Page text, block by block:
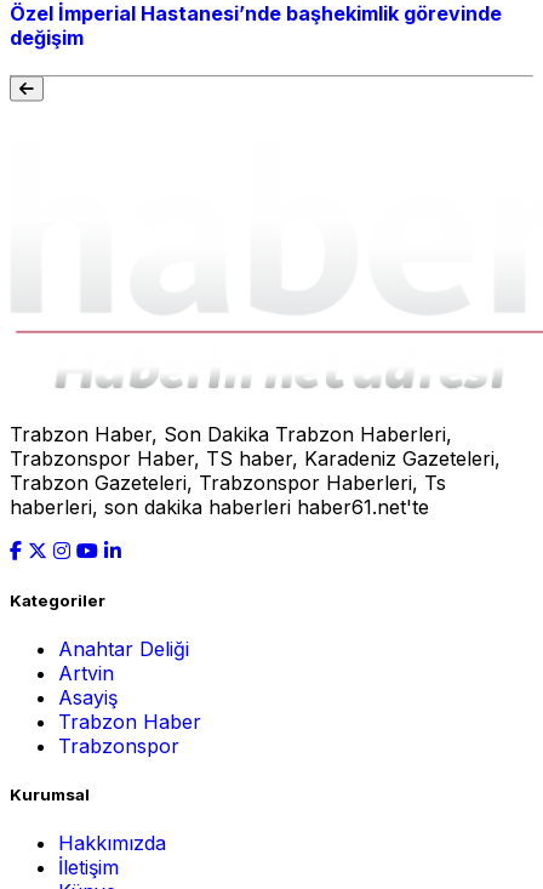
Özel İmperial Hastanesi’nde başhekimlik görevinde
değişim
Trabzon Haber, Son Dakika Trabzon Haberleri,
Trabzonspor Haber, TS haber, Karadeniz Gazeteleri,
Trabzon Gazeteleri, Trabzonspor Haberleri, Ts
haberleri, son dakika haberleri haber61.net'te
Kategoriler
Anahtar Deliği
Artvin
Asayiş
Trabzon Haber
Trabzonspor
Kurumsal
Hakkımızda
İletişim